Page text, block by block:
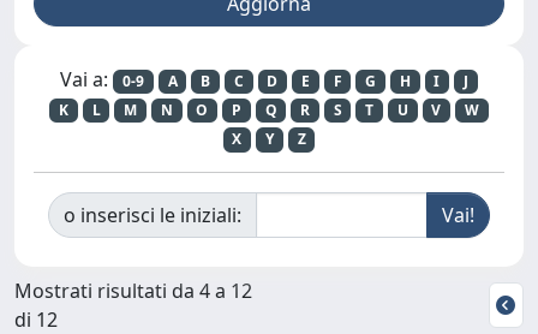
Vai a: 0-9 A B C D E F G H I
J
K
L M N O P Q R S T U V
W
X
Y Z
o inserisci le iniziali:
Mostrati risultati da 4 a 12
di 12